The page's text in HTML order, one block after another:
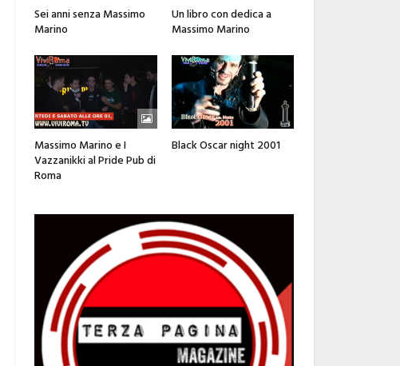
Sei anni senza Massimo
Marino
Un libro con dedica a
Massimo Marino
Massimo Marino e I
Vazzanikki al Pride Pub di
Roma
Black Oscar night 2001